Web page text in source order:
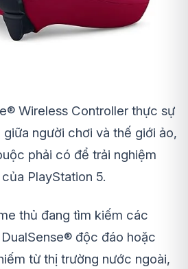
Wireless Controller thực sự
người chơi và thế giới ảo,
phải có để trải nghiệm
PlayStation 5.
thủ đang tìm kiếm các
độc đáo hoặc
từ thị trường nước ngoài,